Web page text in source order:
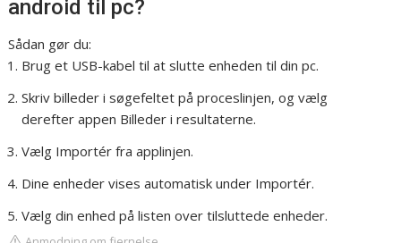
android til pc?
Sådan gør du:
Brug et USB-kabel til at slutte enheden til din pc.
Skriv billeder i søgefeltet på proceslinjen, og vælg
derefter appen Billeder i resultaterne.
Vælg Importér fra applinjen.
Dine enheder vises automatisk under Importér.
Vælg din enhed på listen over tilsluttede enheder.